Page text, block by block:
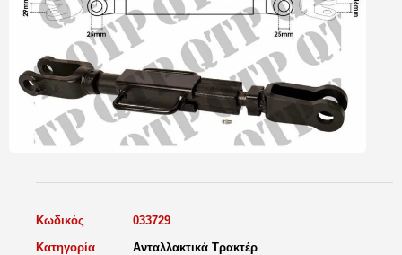
Κωδικός
033729
Κατηγορία
Ανταλλακτικά Τρακτέρ